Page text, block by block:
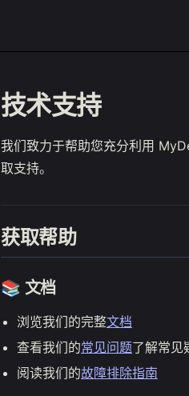
技术支持
我们致力于帮助您充分利用
取支持。
获取帮助
📚 文档
浏览我们的完整文档
查看我们的常见问题了解常见
阅读我们的故障排除指南